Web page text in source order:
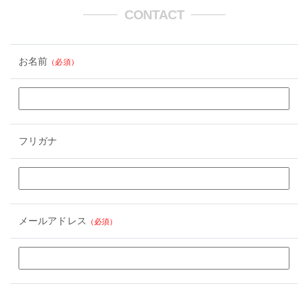
CONTACT
お名前 （必須）
フリガナ
メールアドレス （必須）